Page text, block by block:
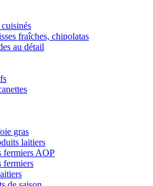
fraîches, chipolatas
au détail
gras
laitiers
fermiers AOP
fermiers